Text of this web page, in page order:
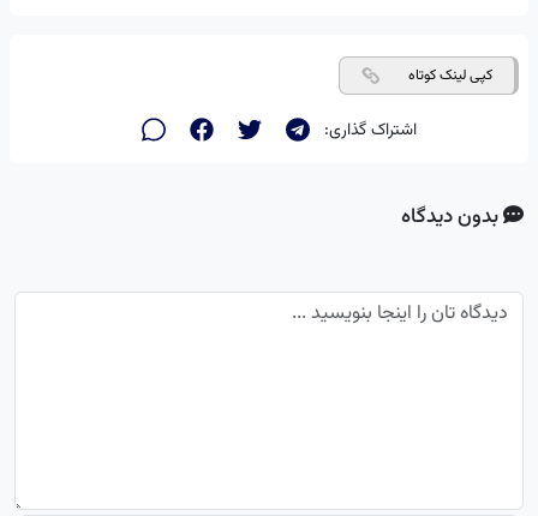
کپی لینک کوتاه
اشتراک گذاری:
بدون دیدگاه